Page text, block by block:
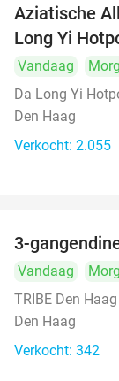
Aziatische
Long Yi
Vandaag
Da Long Yi
Den Haag
Verkocht: 2.055
3-
Vandaag
TRIBE Den
Den Haag
Verkocht: 342